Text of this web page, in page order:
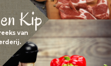
Kip
van